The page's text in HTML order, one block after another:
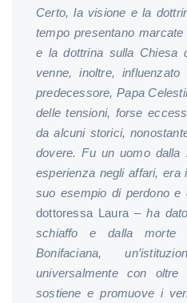
Certo, la visione e la
tempo presentano
e la dottrina sulla Chiesa
venne, inoltre, influenzato
predecessore, Papa
delle tensioni, forse
da alcuni storici,
dovere. Fu un uomo dalla
esperienza negli affari, era
suo esempio di perdono e
dottoressa Laura –ha
schiaffo e dalla morte
Bonifaciana,
universalmente con
sostiene e promuove i